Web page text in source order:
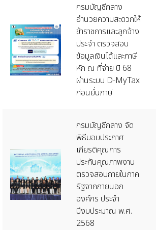
กรมบัญชีกลาง
อำนวยความสะดวกให้
ข้าราชการและลูกจ้าง
ประจำ ตรวจสอบ
ข้อมูลเงินได้และภาษี
หัก ณ ที่จ่าย ปี 68
ผ่านระบบ D-MyTax
ก่อนยื่นภาษี
กรมบัญชีกลาง จัด
พิธีมอบประกาศ
เกียรติคุณการ
ประกันคุณภาพงาน
ตรวจสอบภายในภาค
รัฐจากภายนอก
องค์กร ประจำ
ปีงบประมาณ พ.ศ.
2568